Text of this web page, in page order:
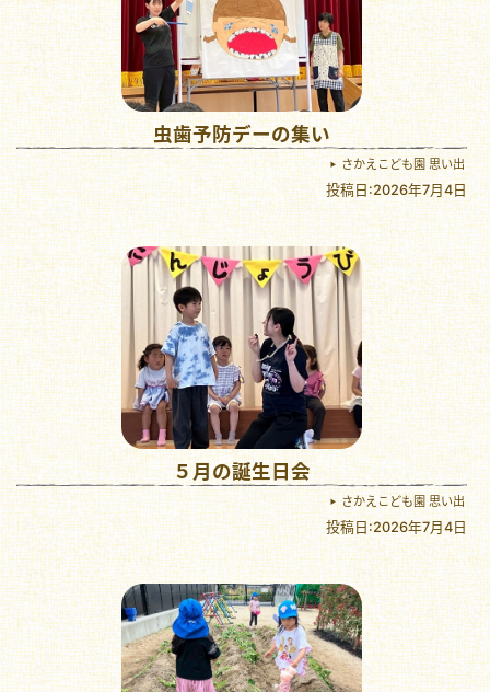
虫歯予防デーの集い
さかえこども園 思い出
投稿日:2026年7月4日
５月の誕生日会
さかえこども園 思い出
投稿日:2026年7月4日